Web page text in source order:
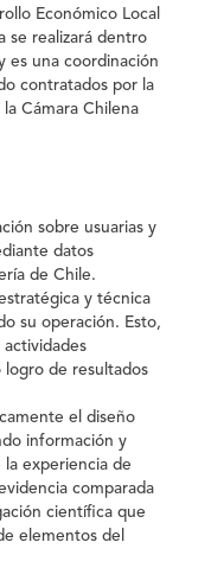
Económico Local
se realizará dentro
es una coordinación
contratados por la
Cámara Chilena
sobre usuarias y
datos
de Chile.
y técnica
su operación. Esto,
logro de resultados
el diseño
información y
la experiencia de
comparada
científica que
elementos del